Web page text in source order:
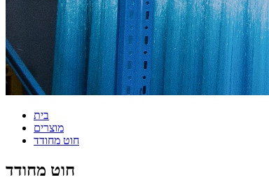
בית
מוצרים
חוט מחודד
חוט מחודד